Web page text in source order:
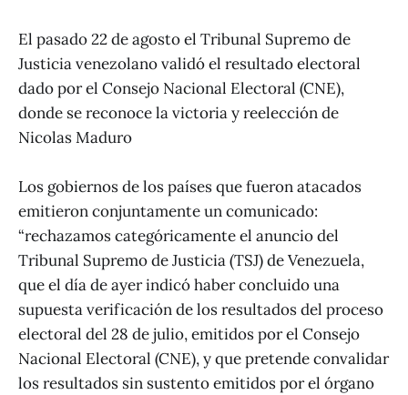
El pasado 22 de agosto el Tribunal Supremo de
Justicia venezolano validó el resultado electoral
dado por el Consejo Nacional Electoral (CNE),
donde se reconoce la victoria y reelección de
Nicolas Maduro
Los gobiernos de los países que fueron atacados
emitieron conjuntamente un comunicado:
“rechazamos categóricamente el anuncio del
Tribunal Supremo de Justicia (TSJ) de Venezuela,
que el día de ayer indicó haber concluido una
supuesta verificación de los resultados del proceso
electoral del 28 de julio, emitidos por el Consejo
Nacional Electoral (CNE), y que pretende convalidar
los resultados sin sustento emitidos por el órgano